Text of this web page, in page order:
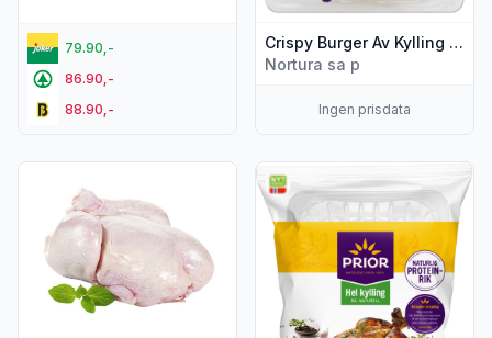
79.90,-
86.90,-
88.90,-
Crispy Burger Av Kylling 270g Prior
Nortura sa p
Ingen prisdata
Vis flere detaljer for produktet "Kylling Rå hel u/Narasin
Vis flere detaljer for